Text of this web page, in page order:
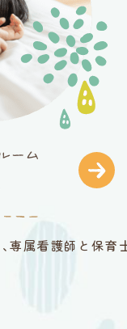
専属看護師と保育